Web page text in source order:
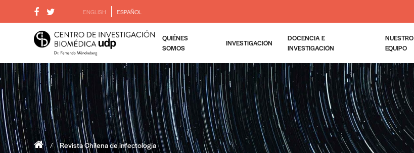
ENGLISH ESPAÑOL
QUIÉNES
SOMOS
INVESTIGACIÓN
DOCENCIA E
INVESTIGACIÓN
NUESTRO
EQUIPO
/ Revista Chilena de infectología